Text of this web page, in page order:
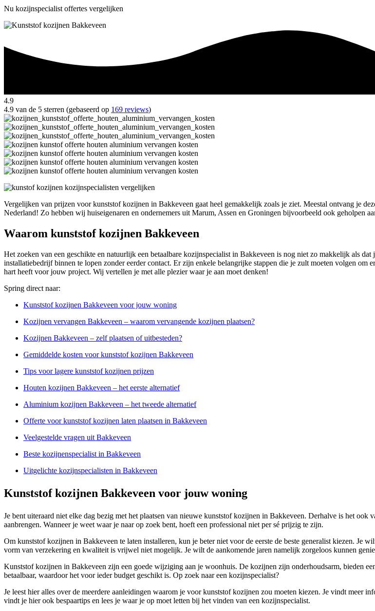
Nu kozijnspecialist offertes vergelijken
4.9
4.9 van de 5 sterren (gebaseerd op 169 reviews)
Vergelijken van prijzen voor kunststof kozijnen in Bakkeveen gaat heel gemakkelijk zoals je ziet. Meestal ontvang je
Nederland! Zo hebben wij huiseigenaren en ondernemers uit Marum, Assen en Groningen bijvoorbeeld ook geholpen
Waarom kunststof kozijnen Bakkeveen
Het zoeken van een geschikte en natuurlijk een betaalbare kozijnspecialist in Bakkeveen is nog niet zo makkelijk als
installatiebedrijf binnen te lopen zonder eerder contact. Er zijn enkele belangrijke stappen die je zult moeten volgen
hart heeft voor jouw project. Wij vertellen je met alle plezier waar je aan moet denken!
Spring direct naar:
Kunststof kozijnen Bakkeveen voor jouw woning
Kozijnen vervangen Bakkeveen – waarom vervangende kozijnen plaatsen?
Kozijnen Bakkeveen – zelf plaatsen of uitbesteden?
Gemiddelde kosten voor kunststof kozijnen Bakkeveen
Tips voor lagere kunststof kozijnen prijzen
Houten kozijnen Bakkeveen – het eerste alternatief
Aluminium kozijnen Bakkeveen – het tweede alternatief
Offerte voor kunststof kozijnen laten plaatsen in Bakkeveen
Veelgestelde vragen uit Bakkeveen
Beste kozijnenspecialist in Bakkeveen
Uitgelichte kozijnspecialisten in Bakkeveen
Kunststof kozijnen Bakkeveen voor jouw woning
Je bent uiteraard niet elke dag bezig met het plaatsen van nieuwe kunststof kozijnen in Bakkeveen. Derhalve is het
aanbrengen. Wanneer je weet waar je naar op zoek bent, hoeft een professional niet per sé prijzig te zijn.
Om kunststof kozijnen in Bakkeveen te laten installeren, kun je beter niet voor de eerste de beste generalist kiezen. Je
vorm van verzekering en kwaliteit is vrijwel niet mogelijk. Je wilt de aankomende jaren namelijk zorgeloos kunnen
Kunststof kozijnen in Bakkeveen zijn een goede wijziging aan je woonhuis. De kozijnen zijn onderhoudsarm, bieden
betaalbaar, waardoor het voor ieder budget geschikt is. Op zoek naar een kozijnspecialist?
Je leest hier alles over de meerdere aanleidingen waarom je voor kunststof kozijnen zou moeten kiezen. Je vindt meer
vindt je hier ook bespaartips en lees je waar je op moet letten bij het vinden van een kozijnspecialist.